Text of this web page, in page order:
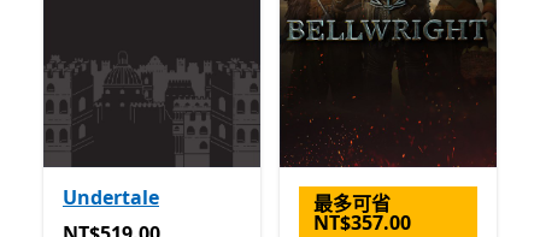
Undertale
最多可省
NT$357.00